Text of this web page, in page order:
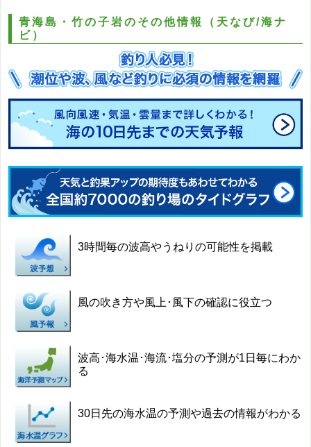
青海島・竹の子岩のその他情報（天なび/海ナ
ビ）
3時間毎の波高やうねりの可能性を掲載
風の吹き方や風上･風下の確認に役立つ
波高･海水温･海流･塩分の予測が1日毎にわか
る
30日先の海水温の予測や過去の情報がわかる